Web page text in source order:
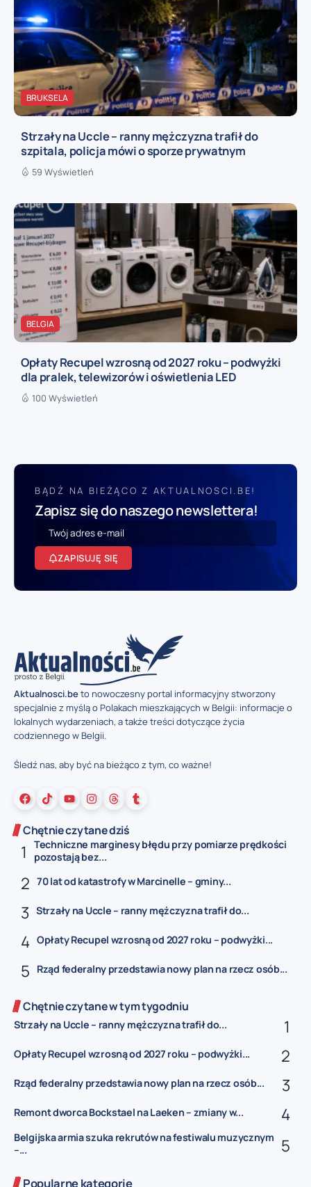
BRUKSELA
Strzały na Uccle – ranny mężczyzna trafił do
szpitala, policja mówi o sporze prywatnym
59 Wyświetleń
BELGIA
Opłaty Recupel wzrosną od 2027 roku – podwyżki
dla pralek, telewizorów i oświetlenia LED
100 Wyświetleń
BĄDŹ NA BIEŻĄCO Z AKTUALNOSCI.BE!
Zapisz się do naszego newslettera!
ZAPISUJĘ SIĘ
Aktualnosci.beto nowoczesny portal informacyjny stworzony
specjalnie z myślą o Polakach mieszkających w Belgii: informacje o
lokalnych wydarzeniach, a także treści dotyczące życia
codziennego w Belgii.
Śledź nas, aby być na bieżąco z tym, co ważne!
Chętnie czytane dziś
Techniczne marginesy błędu przy pomiarze prędkości
pozostają bez...
70 lat od katastrofy w Marcinelle – gminy...
Strzały na Uccle – ranny mężczyzna trafił do...
Opłaty Recupel wzrosną od 2027 roku – podwyżki...
Rząd federalny przedstawia nowy plan na rzecz osób...
Chętnie czytane w tym tygodniu
Strzały na Uccle – ranny mężczyzna trafił do...
Opłaty Recupel wzrosną od 2027 roku – podwyżki...
Rząd federalny przedstawia nowy plan na rzecz osób...
Remont dworca Bockstael na Laeken – zmiany w...
Belgijska armia szuka rekrutów na festiwalu muzycznym
–...
Popularne kategorie